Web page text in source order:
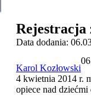
Rejestracja
Data dodania:
Karol Kozłowski
4 kwietnia 2014 r.
opiece nad